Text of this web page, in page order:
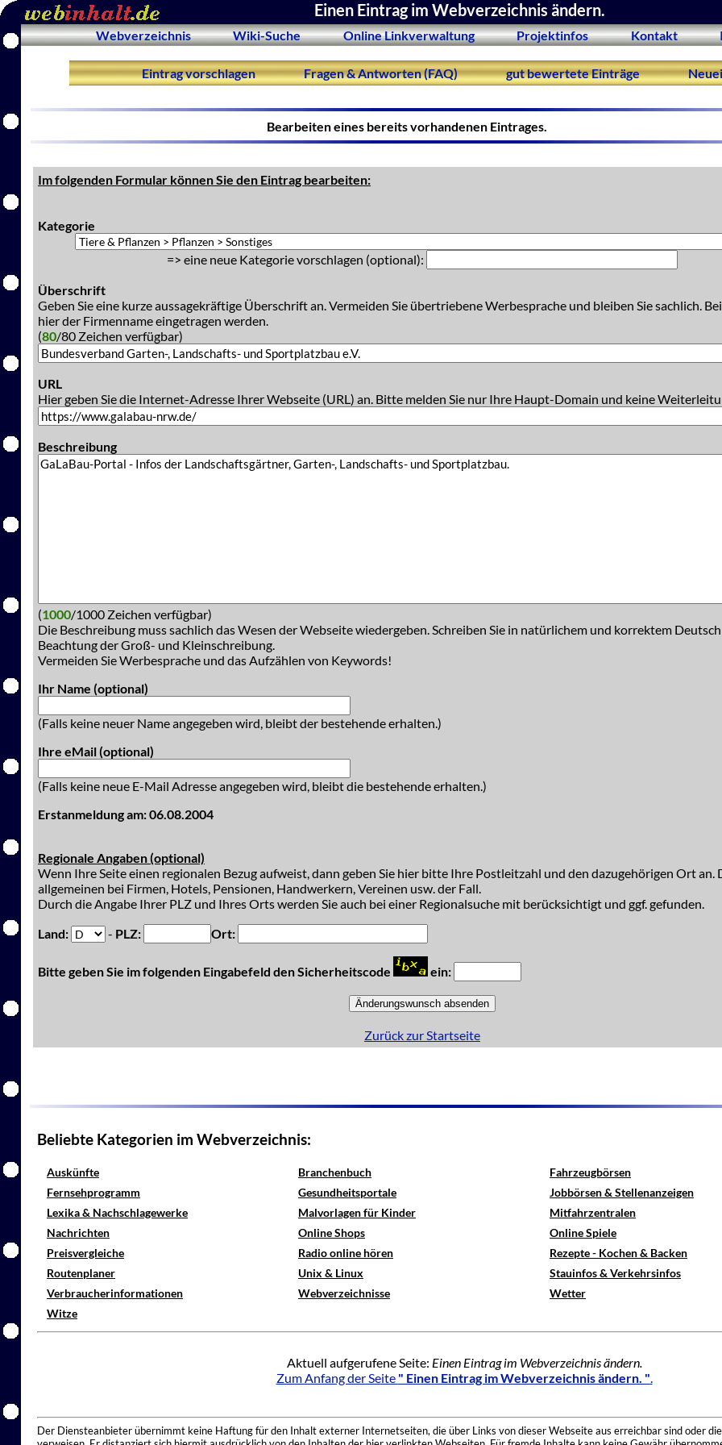
Einen Eintrag im Webverzeichnis ändern.
Webverzeichnis Wiki-Suche Online Linkverwaltung Projektinfos Kontakt
Eintrag vorschlagen Fragen & Antworten (FAQ) gut bewertete Einträge
Bearbeiten eines bereits vorhandenen Eintrages.
Im folgenden Formular können Sie den Eintrag bearbeiten:
Kategorie
=> eine neue Kategorie vorschlagen (optional):
Überschrift
Geben Sie eine kurze aussagekräftige Überschrift an. Vermeiden Sie übertriebene Werbesprache und bleiben Sie sachlich.
hier der Firmenname eingetragen werden.
(80/80 Zeichen verfügbar)
URL
Hier geben Sie die Internet-Adresse Ihrer Webseite (URL) an. Bitte melden Sie nur Ihre Haupt-Domain und keine
Beschreibung
(1000/1000 Zeichen verfügbar)
Die Beschreibung muss sachlich das Wesen der Webseite wiedergeben. Schreiben Sie in natürlichem und korrektem
Beachtung der Groß- und Kleinschreibung.
Vermeiden Sie Werbesprache und das Aufzählen von Keywords!
Ihr Name (optional)
(Falls keine neuer Name angegeben wird, bleibt der bestehende erhalten.)
Ihre eMail (optional)
(Falls keine neue E-Mail Adresse angegeben wird, bleibt die bestehende erhalten.)
Erstanmeldung am: 06.08.2004
Regionale Angaben (optional)
Wenn Ihre Seite einen regionalen Bezug aufweist, dann geben Sie hier bitte Ihre Postleitzahl und den dazugehörigen Ort an.
allgemeinen bei Firmen, Hotels, Pensionen, Handwerkern, Vereinen usw. der Fall.
Durch die Angabe Ihrer PLZ und Ihres Orts werden Sie auch bei einer Regionalsuche mit berücksichtigt und ggf. gefunden.
Land:
- PLZ: Ort:
Bitte geben Sie im folgenden Eingabefeld den Sicherheitscode ein:
Zurück zur Startseite
Beliebte Kategorien im Webverzeichnis:
Auskünfte Branchenbuch
Fahrzeugbörsen
Fernsehprogramm
Gesundheitsportale
Jobbörsen & Stellenanzeigen
Lexika & Nachschlagewerke
Malvorlagen für Kinder
Mitfahrzentralen
Nachrichten
Online Shops
Online Spiele
Preisvergleiche
Radio online hören
Rezepte - Kochen & Backen
Routenplaner
Unix & Linux
Stauinfos & Verkehrsinfos
Verbraucherinformationen
Webverzeichnisse
Wetter
Witze
Aktuell aufgerufene Seite: Einen Eintrag im Webverzeichnis ändern.
Zum Anfang der Seite " Einen Eintrag im Webverzeichnis ändern. ".
Der Diensteanbieter übernimmt keine Haftung für den Inhalt externer Internetseiten, die über Links von dieser Webseite aus erreichbar sind oder